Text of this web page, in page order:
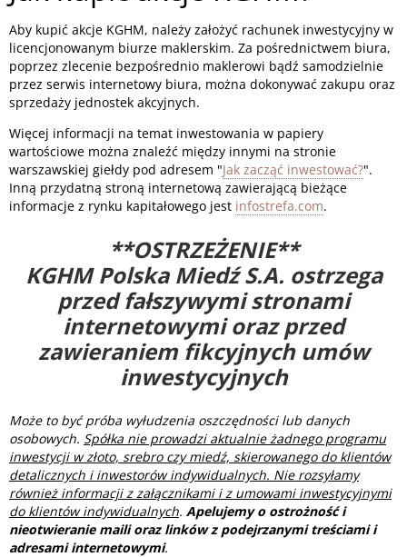
Aby kupić akcje KGHM, należy założyć rachunek inwestycyjny w
licencjonowanym biurze maklerskim. Za pośrednictwem biura,
poprzez zlecenie bezpośrednio maklerowi bądź samodzielnie
przez serwis internetowy biura, można dokonywać zakupu oraz
sprzedaży jednostek akcyjnych.
Więcej informacji na temat inwestowania w papiery
wartościowe można znaleźć między innymi na stronie
warszawskiej giełdy pod adresem "Jak zacząć inwestować?".
Inną przydatną stroną internetową zawierającą bieżące
informacje z rynku kapitałowego jest infostrefa.com.
**OSTRZEŻENIE**
KGHM Polska Miedź S.A. ostrzega
przed fałszywymi stronami
internetowymi oraz przed
zawieraniem fikcyjnych umów
inwestycyjnych
Może to być próba wyłudzenia oszczędności lub danych
osobowych. Spółka nie prowadzi aktualnie żadnego programu
inwestycji w złoto, srebro czy miedź, skierowanego do klientów
detalicznych i inwestorów indywidualnych. Nie rozsyłamy
również informacji z załącznikami i z umowami inwestycyjnymi
do klientów indywidualnych. Apelujemy o ostrożność i
nieotwieranie maili oraz linków z podejrzanymi treściami i
adresami internetowymi.